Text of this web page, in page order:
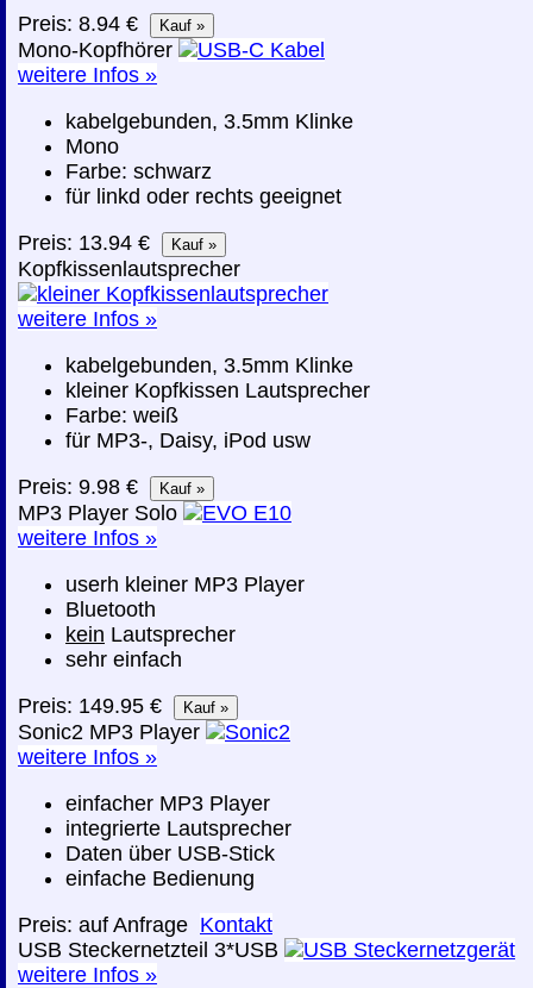
Preis: 8.94 €
Mono-Kopfhörer
weitere Infos »
kabelgebunden, 3.5mm Klinke
Mono
Farbe: schwarz
für linkd oder rechts geeignet
Preis: 13.94 €
Kopfkissenlautsprecher
weitere Infos »
kabelgebunden, 3.5mm Klinke
kleiner Kopfkissen Lautsprecher
Farbe: weiß
für MP3-, Daisy, iPod usw
Preis: 9.98 €
MP3 Player Solo
weitere Infos »
userh kleiner MP3 Player
Bluetooth
kein Lautsprecher
sehr einfach
Preis: 149.95 €
Sonic2 MP3 Player
weitere Infos »
einfacher MP3 Player
integrierte Lautsprecher
Daten über USB-Stick
einfache Bedienung
Preis: auf Anfrage Kontakt
USB Steckernetzteil 3*USB
weitere Infos »